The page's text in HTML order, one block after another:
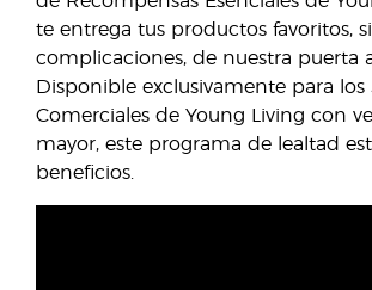
te entrega tus productos favoritos,
complicaciones, de nuestra puerta
Disponible exclusivamente para los
Comerciales de Young Living con
mayor, este programa de lealtad
beneficios.